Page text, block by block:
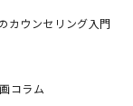
カウンセリング入門
コラム